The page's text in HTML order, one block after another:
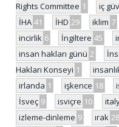
Rights Committee 1 iç
İHA 41 İHD 29 iklim 7
incirlik 6 İngiltere 45
insan hakları günü 2
Hakları Konseyi 1
irlanda 1 işkence 18
İsveç 9 isviçre 10
izleme-dinleme 9 ırak 28